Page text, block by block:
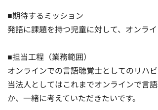
■期待するミッション
発語に課題を持つ児童に対して、オンラ
■担当工程（業務範囲）
オンラインでの言語聴覚士としてのリハ
当法人としてはこれまでオンラインで言
か、一緒に考えていただきたいです。